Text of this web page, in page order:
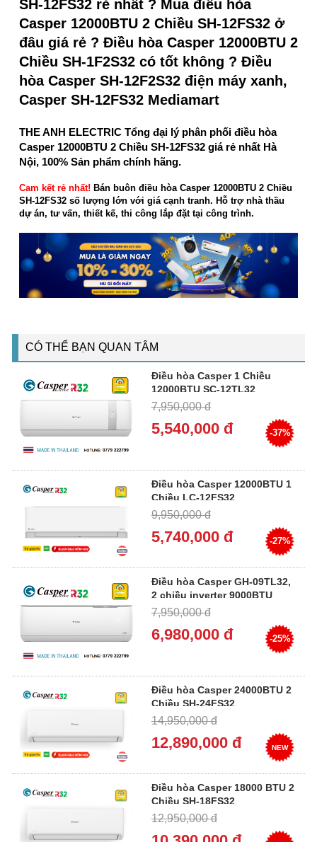
SH-12FS32 rẻ nhất ? Mua điều hòa
Casper 12000BTU 2 Chiều SH-12FS32 ở
đâu giá rẻ ? Điều hòa Casper 12000BTU 2
Chiều SH-1F2S32 có tốt không ? Điều
hòa Casper SH-12F2S32 điện máy xanh,
Casper SH-12FS32 Mediamart
THE ANH ELECTRIC Tổng đại lý phân phối điều hòa
Casper 12000BTU 2 Chiều SH-12FS32 giá rẻ nhất Hà
Nội, 100% Sản phẩm chính hãng.
Cam kết rẻ nhất! Bán buôn điều hòa Casper 12000BTU 2 Chiều
SH-12FS32 số lượng lớn với giá cạnh tranh. Hỗ trợ nhà thầu
dự án, tư vấn, thiết kế, thi công lắp đặt tại công trình.
CÓ THỂ BẠN QUAN TÂM
Điều hòa Casper 1 Chiều
12000BTU SC-12TL32
7,950,000 đ
5,540,000 đ -37%
Điều hòa Casper 12000BTU 1
Chiều LC-12FS32
9,950,000 đ
5,740,000 đ -27%
Điều hòa Casper GH-09TL32,
2 chiều inverter 9000BTU
7,950,000 đ
6,980,000 đ -25%
Điều hòa Casper 24000BTU 2
Chiều SH-24FS32
14,950,000 đ
12,890,000 đ NEW
Điều hòa Casper 18000 BTU 2
Chiều SH-18FS32
12,950,000 đ